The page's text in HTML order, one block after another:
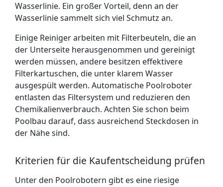
Wasserlinie. Ein großer Vorteil, denn an der
Wasserlinie sammelt sich viel Schmutz an.
Einige Reiniger arbeiten mit Filterbeuteln, die an
der Unterseite herausgenommen und gereinigt
werden müssen, andere besitzen effektivere
Filterkartuschen, die unter klarem Wasser
ausgespült werden. Automatische Poolroboter
entlasten das Filtersystem und reduzieren den
Chemikalien­verbrauch. Achten Sie schon beim
Poolbau darauf, dass ausreichend Steckdosen in
der Nähe sind.
Kriterien für die Kaufentscheidung prüfen
Unter den Poolrobotern gibt es eine riesige